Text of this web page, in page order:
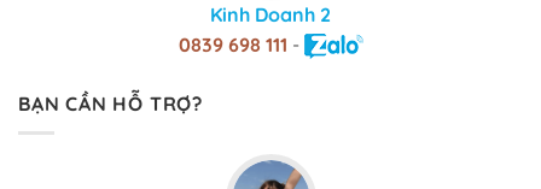
Kinh Doanh 2
0839 698 111 -
BẠN CẦN HỖ TRỢ?